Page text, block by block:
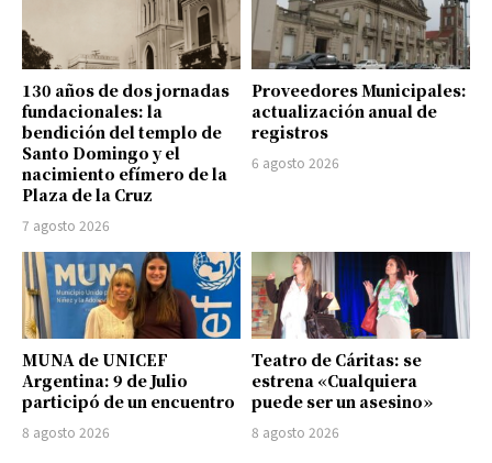
130 años de dos jornadas
fundacionales: la
bendición del templo de
Santo Domingo y el
nacimiento efímero de la
Plaza de la Cruz
7 agosto 2026
Proveedores Municipales:
actualización anual de
registros
6 agosto 2026
MUNA de UNICEF
Argentina: 9 de Julio
participó de un encuentro
8 agosto 2026
Teatro de Cáritas: se
estrena «Cualquiera
puede ser un asesino»
8 agosto 2026